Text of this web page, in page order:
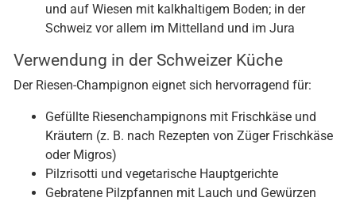
und auf Wiesen mit kalkhaltigem Boden; in der
Schweiz vor allem im Mittelland und im Jura
Verwendung in der Schweizer Küche
Der Riesen-Champignon eignet sich hervorragend für:
Gefüllte Riesenchampignons mit Frischkäse und
Kräutern (z. B. nach Rezepten von Züger Frischkäse
oder Migros)
Pilzrisotti und vegetarische Hauptgerichte
Gebratene Pilzpfannen mit Lauch und Gewürzen